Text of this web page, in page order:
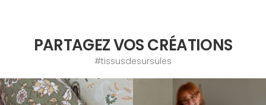
PARTAGEZ VOS CRÉATIONS
#tissusdesursules